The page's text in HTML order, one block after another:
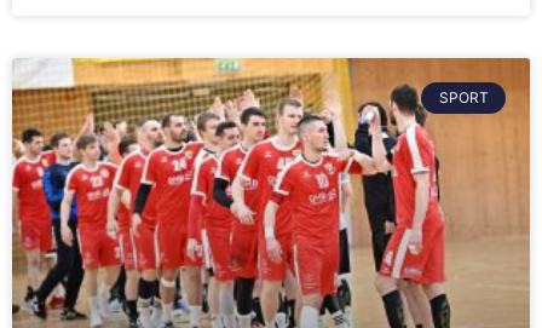
SPORT